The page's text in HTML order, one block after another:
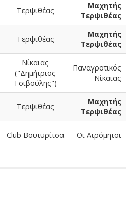
Τερψιθέας
Μαχητής
Τερψιθέας
Τερψιθέας
Μαχητής
Τερψιθέας
Νίκαιας
("Δημήτριος
Τσιβούλης")
Παναγροτικός
Νίκαιας
Τερψιθέας
Μαχητής
Τερψιθέας
Club Βουτυρίτσα Οι Ατρόμητοι